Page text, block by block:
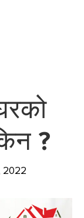
?
2022